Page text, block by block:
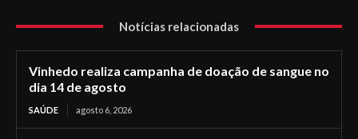
Notícias relacionadas
Vinhedo realiza campanha de doação de sangue no
dia 14 de agosto
SAÚDE agosto 6, 2026